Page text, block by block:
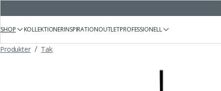
SHOP KOLLEKTIONERINSPIRATIONOUTLETPROFESSIONELL
Produkter / Tak